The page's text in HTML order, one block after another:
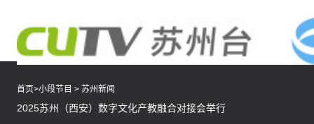
首页>小段节目 > 苏州新闻
2025苏州（西安）数字文化产教融合对接会举行